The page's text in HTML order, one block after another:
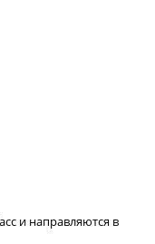
и направляются в